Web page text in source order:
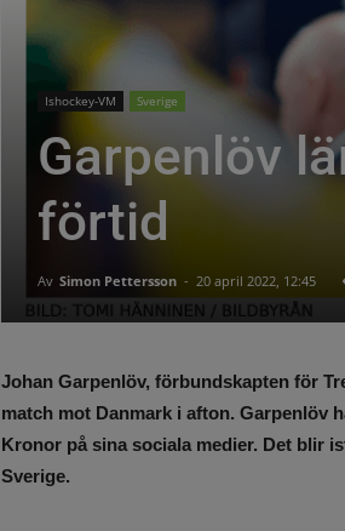
Ishockey-VM Sverige
Garpenlöv
förtid
Av Simon Pettersson - 20 april 2022, 12:45
Johan Garpenlöv, förbundskapten för
match mot Danmark i afton. Garpenlöv
Kronor på sina sociala medier. Det blir
Sverige.